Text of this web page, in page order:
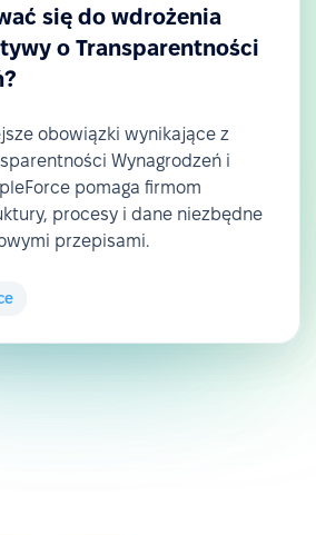
się do wdrożenia
o Transparentności
obowiązki wynikające z
Wynagrodzeń i
pomaga firmom
procesy i dane niezbędne
przepisami.